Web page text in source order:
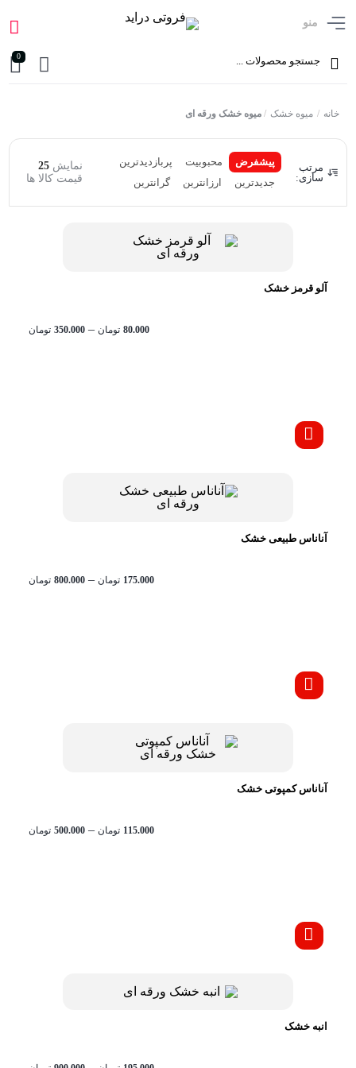
منو
0
خانه / میوه خشک /میوه خشک ورقه ای
مرتب
سازی:
پیشفرض محبوبیت
پربازدیدترین
جدیدترین
ارزانترین گرانترین
نمایش 25
قیمت کالا ها
آلو قرمز خشک
تومان 80.000
– تومان 350.000
آناناس طبیعی خشک
تومان 175.000
– تومان 800.000
آناناس کمپوتی خشک
تومان 115.000
– تومان 500.000
انبه خشک